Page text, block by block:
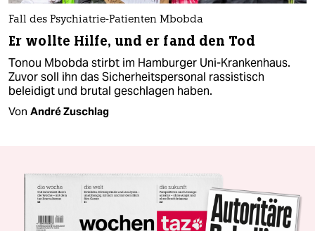
Fall des Psychiatrie-Patienten Mbobda
Er wollte Hilfe, und er fand den Tod
Tonou Mbobda stirbt im Hamburger Uni-Krankenhaus.
Zuvor soll ihn das Sicherheitspersonal rassistisch
beleidigt und brutal geschlagen haben.
Von André Zuschlag